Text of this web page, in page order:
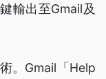
輸出至Gmail及
。Gmail「Help